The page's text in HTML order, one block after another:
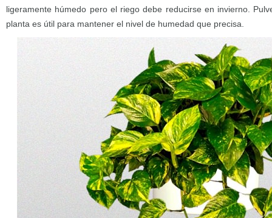
ligeramente húmedo pero el riego debe reducirse en invierno.
planta es útil para mantener el nivel de humedad que precisa.